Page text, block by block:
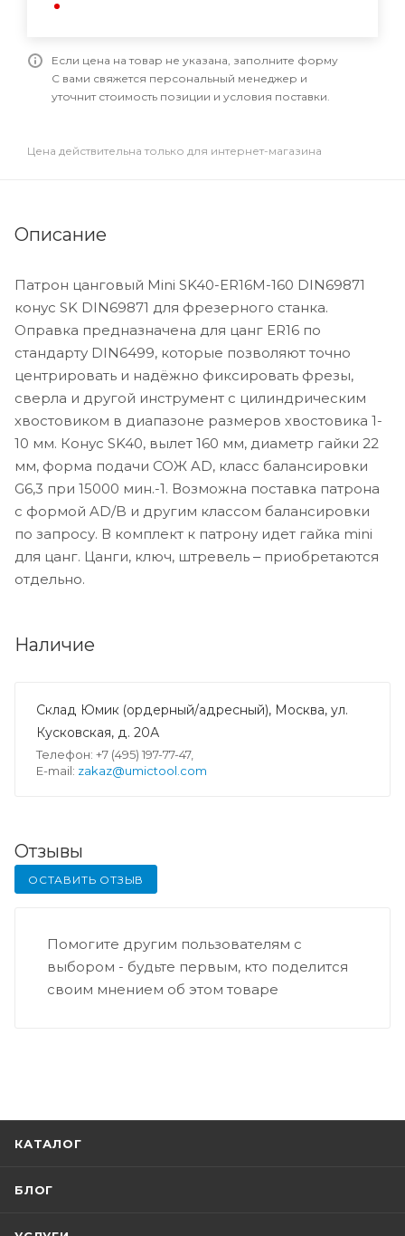
Если цена на товар не указана, заполните форму
С вами свяжется персональный менеджер и
уточнит стоимость позиции и условия поставки.
Цена действительна только для интернет-магазина
Описание
Патрон цанговый Mini SK40-ER16M-160 DIN69871
конус SK DIN69871 для фрезерного станка.
Оправка предназначена для цанг ER16 по
стандарту DIN6499, которые позволяют точно
центрировать и надёжно фиксировать фрезы,
сверла и другой инструмент с цилиндрическим
хвостовиком в диапазоне размеров хвостовика 1-
10 мм. Конус SK40, вылет 160 мм, диаметр гайки 22
мм, форма подачи СОЖ AD, класс балансировки
G6,3 при 15000 мин.-1. Возможна поставка патрона
с формой AD/B и другим классом балансировки
по запросу. В комплект к патрону идет гайка mini
для цанг. Цанги, ключ, штревель ‒ приобретаются
отдельно.
Наличие
Склад Юмик (ордерный/адресный), Москва, ул.
Кусковская, д. 20А
Телефон: +7 (495) 197-77-47,
E-mail: zakaz@umictool.com
Отзывы
ОСТАВИТЬ ОТЗЫВ
Помогите другим пользователям с
выбором - будьте первым, кто поделится
своим мнением об этом товаре
КАТАЛОГ
БЛОГ